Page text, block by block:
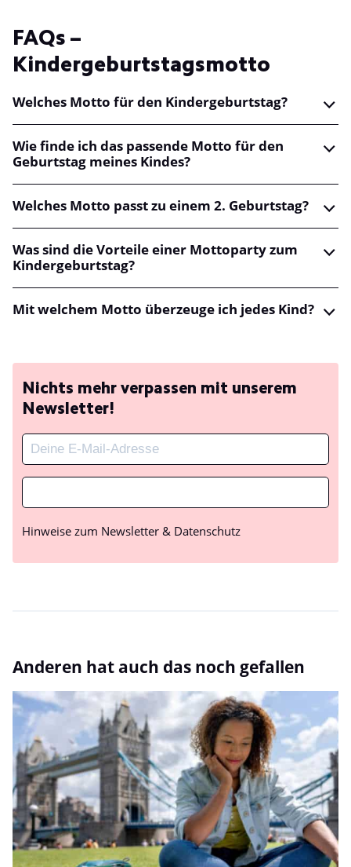
FAQs –
Kindergeburtstagsmotto
Welches Motto für den Kindergeburtstag?
Wie finde ich das passende Motto für den
Geburtstag meines Kindes?
Welches Motto passt zu einem 2. Geburtstag?
Was sind die Vorteile einer Mottoparty zum
Kindergeburtstag?
Mit welchem Motto überzeuge ich jedes Kind?
Nichts mehr verpassen mit unserem
Newsletter!
Hinweise zum Newsletter & Datenschutz
Anderen hat auch das noch gefallen